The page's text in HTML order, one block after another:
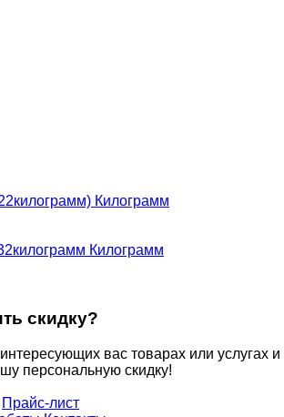
Килограмм
Килограмм
скидку?
вас товарах или услугах и
персональную скидку!
Прайс-лист